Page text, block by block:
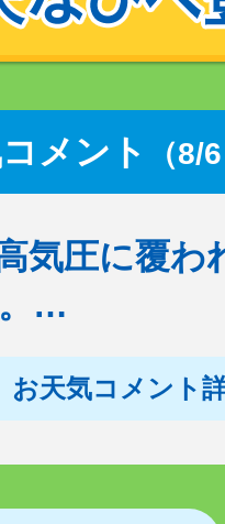
メント （8/
気圧に覆わ
…
お天気コメント